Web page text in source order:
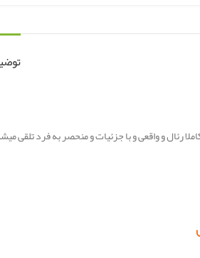
و واقعی و با جزئیات و منحصر به فرد تلقی